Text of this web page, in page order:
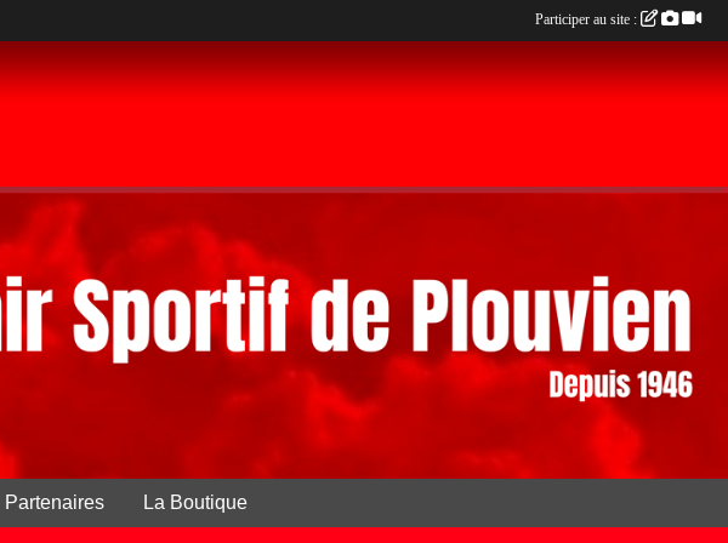
Partenaires La Boutique
Participer au site :